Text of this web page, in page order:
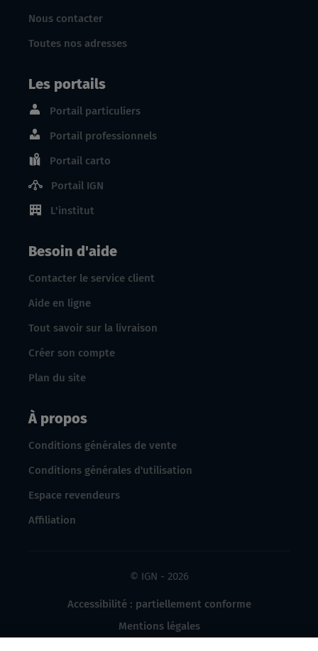
Nous contacter
Toutes nos adresses
Les portails
Portail particuliers
Portail professionnels
Portail carto
Portail IGN
L'institut
Besoin d'aide
Contacter le service client
Aide en ligne
Tout savoir sur la livraison
Créer son compte
Plan du site
À propos
Conditions générales de vente
Conditions générales d'utilisation
Espace revendeurs
Affiliation
© IGN - 2026
Accessibilité : partiellement conforme
Mentions légales